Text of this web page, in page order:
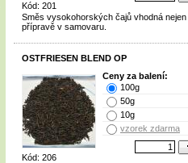
Kód: 201
Směs vysokohorských čajů vhodná
přípravě v samovaru.
OSTFRIESEN BLEND OP
Kód: 206
Ceny za balení:
100g
50g
10g
vzorek zdarma